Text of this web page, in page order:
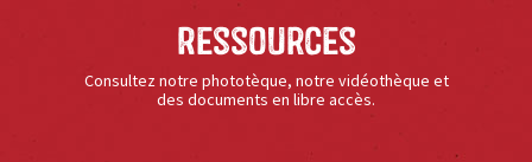
Ressources
Consultez notre phototèque, notre vidéothèque et
des documents en libre accès.